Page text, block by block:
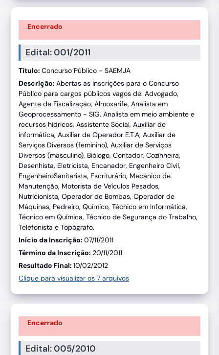
Encerrado
Edital: 001/2011
Título:Concurso Público - SAEMJA
Descrição:Abertas as inscrições para o Concurso
Público para cargos públicos vagos de: Advogado,
Agente de Fiscalização, Almoxarife, Analista em
Geoprocessamento - SIG, Analista em meio ambiente e
recursos hídricos, Assistente Social, Auxiliar de
informática, Auxiliar de Operador E.T.A, Auxiliar de
Serviços Diversos (feminino), Auxiliar de Serviços
Diversos (masculino), Biólogo, Contador, Cozinheira,
Desenhista, Eletricista, Encanador, Engenheiro Civil,
EngenheiroSanitarista, Escriturário, Mecânico de
Manutenção, Motorista de Veículos Pesados,
Nutricionista, Operador de Bombas, Operador de
Máquinas, Pedreiro, Químico, Técnico em Informática,
Técnico em Química, Técnico de Segurança do Trabalho,
Telefonista e Topógrafo.
Início da Inscrição:07/11/2011
Término da Inscrição:20/11/2011
Resultado Final:10/02/2012
Clique para visualizar os 7 arquivos
Encerrado
Edital: 005/2010